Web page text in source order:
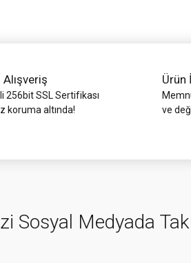
256bit SSL Sertifikası
koruma altında!
Ürün
ve
Sosyal Medyada